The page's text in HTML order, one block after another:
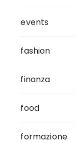
events
fashion
finanza
food
formazione